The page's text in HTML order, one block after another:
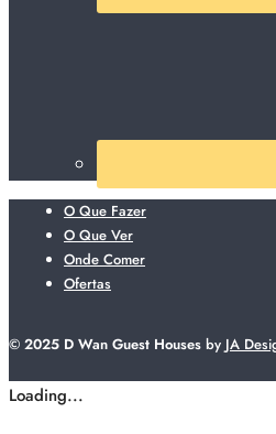
O Que Fazer
O Que Ver
Onde Comer
Ofertas
© 2025 D Wan Guest Houses by JA
Loading...